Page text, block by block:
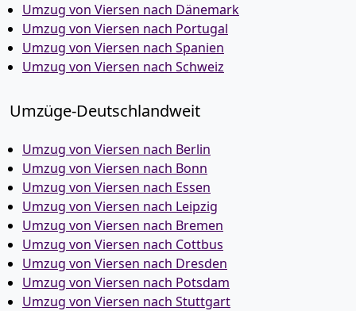
Umzug von Viersen nach Dänemark
Umzug von Viersen nach Portugal
Umzug von Viersen nach Spanien
Umzug von Viersen nach Schweiz
Umzüge-Deutschlandweit
Umzug von Viersen nach Berlin
Umzug von Viersen nach Bonn
Umzug von Viersen nach Essen
Umzug von Viersen nach Leipzig
Umzug von Viersen nach Bremen
Umzug von Viersen nach Cottbus
Umzug von Viersen nach Dresden
Umzug von Viersen nach Potsdam
Umzug von Viersen nach Stuttgart